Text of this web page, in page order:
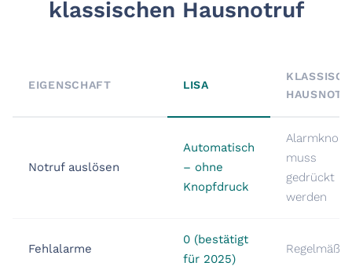
klassischen Hausnotruf
EIGENSCHAFT LISA
Notruf auslösen
Automatisch
– ohne
Knopfdruck
Alarmknopf
muss
gedrückt
werden
Fehlalarme
0 (bestätigt
für 2025)
Regelmäßig